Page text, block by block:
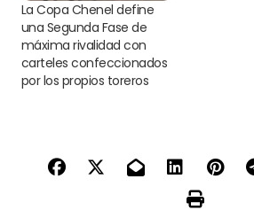
La Copa Chenel define
una Segunda Fase de
máxima rivalidad con
carteles confeccionados
por los propios toreros